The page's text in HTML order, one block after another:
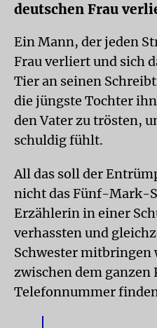
deutschen Frau
Ein Mann, der jeden
Frau verliert und sich
Tier an seinen
die jüngste Tochter
den Vater zu trösten,
schuldig fühlt.
All das soll der
nicht das Fünf-Mark-
Erzählerin in einer
verhassten und
Schwester mitbringen
zwischen dem ganzen
Telefonnummer